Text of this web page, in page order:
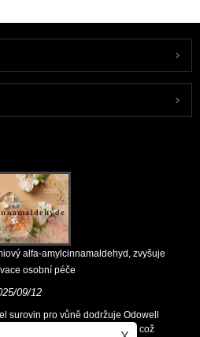
alfa-amylcinnamaldehyd, zvyšuje
osobní péče
09/12
surovin pro vůně dodržuje Odowell
inovace zaměřené na kvalitu, což